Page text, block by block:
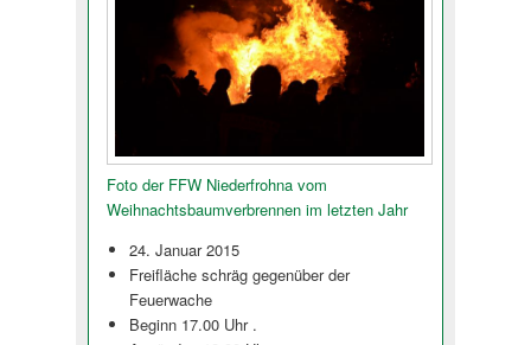
Foto der FFW Niederfrohna vom
Weihnachtsbau­mverbrennen im letzten Jahr
24. Januar 2015
Freifläche schräg gegenüber der
Feuerwache
Beginn 17.00 Uhr .